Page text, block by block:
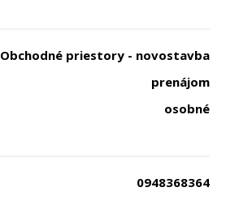
Obchodné priestory - novostavba
prenájom
osobné
0948368364